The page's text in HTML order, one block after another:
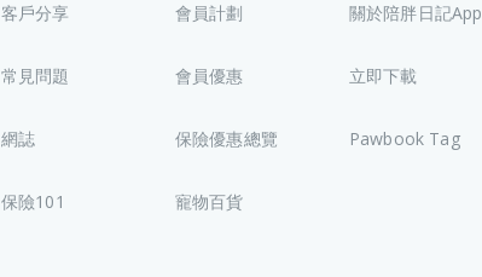
客戶分享
常見問題
網誌
保險101
會員計劃
會員優惠
保險優惠總覽
寵物百貨
關於陪胖日記App
立即下載
Pawbook Tag